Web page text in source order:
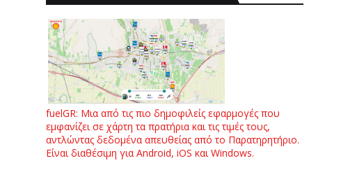
fuelGR: Μια από τις πιο δημοφιλείς εφαρμογές που
εμφανίζει σε χάρτη τα πρατήρια και τις τιμές τους,
αντλώντας δεδομένα απευθείας από το Παρατηρητήριο.
Είναι διαθέσιμη για Android, iOS και Windows.